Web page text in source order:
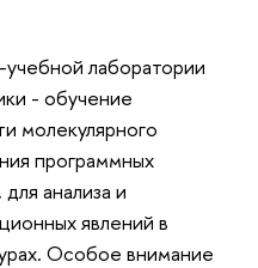
лаборатории
- обучение
молекулярного
программных
анализа и
явлений в
Особое внимание